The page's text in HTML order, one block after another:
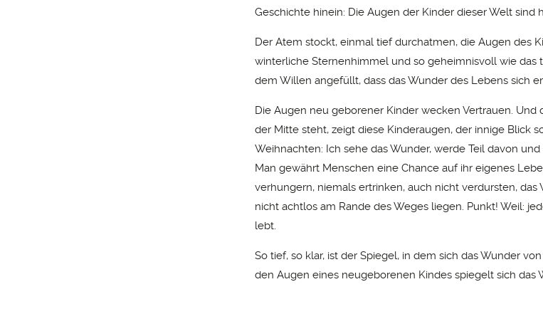
Geschichte hinein: Die Augen der Kinder dieser Welt sind
Der Atem stockt, einmal tief durchatmen, die Augen des
winterliche Sternenhimmel und so geheimnisvoll wie das
dem Willen angefüllt, dass das Wunder des Lebens sich
Die Augen neu geborener Kinder wecken Vertrauen. Und
der Mitte steht, zeigt diese Kinderaugen, der innige Blick
Weihnachten: Ich sehe das Wunder, werde Teil davon
Man gewährt Menschen eine Chance auf ihr eigenes
verhungern, niemals ertrinken, auch nicht verdursten, das
nicht achtlos am Rande des Weges liegen. Punkt! Weil:
lebt.
So tief, so klar, ist der Spiegel, in dem sich das Wunder
den Augen eines neugeborenen Kindes spiegelt sich das